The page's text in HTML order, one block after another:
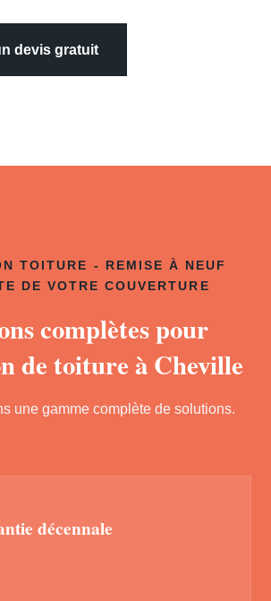
devis gratuit
TOITURE - REMISE À NEUF
DE VOTRE COUVERTURE
complètes pour
de toiture à Cheville
une gamme complète de solutions.
décennale